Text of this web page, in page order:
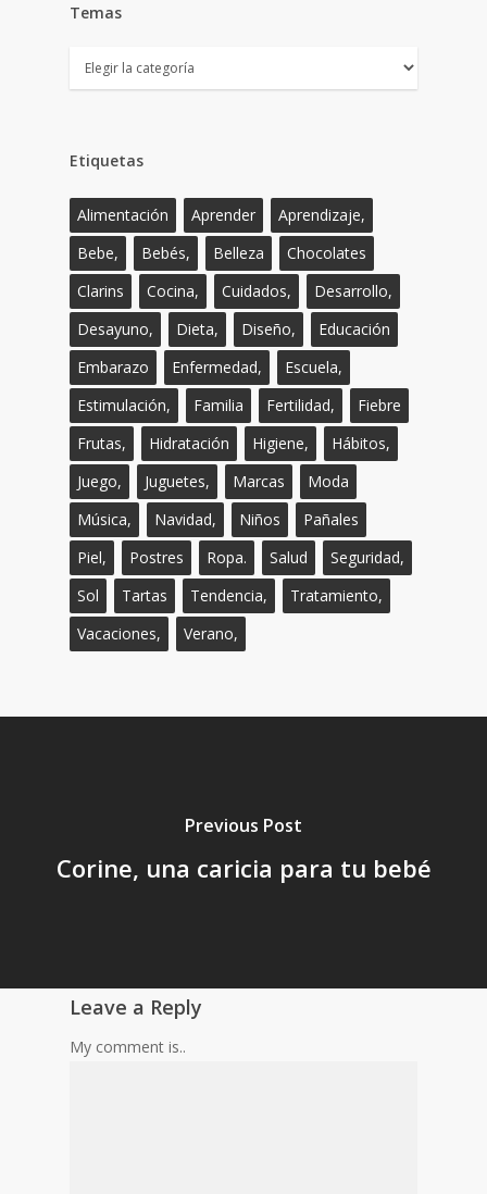
Temas
Temas
Etiquetas
Alimentación Aprender
Aprendizaje,
Bebe,
Bebés, Belleza
Chocolates
Clarins
Cocina, Cuidados,
Desarrollo,
Desayuno,
Dieta, Diseño,
Educación
Embarazo
Enfermedad,
Escuela,
Estimulación,
Familia Fertilidad,
Fiebre
Frutas,
Hidratación Higiene,
Hábitos,
Juego,
Juguetes, Marcas
Moda
Música,
Navidad, Niños
Pañales
Piel,
Postres Ropa. Salud
Seguridad,
Sol
Tartas Tendencia,
Tratamiento,
Vacaciones,
Verano,
Previous Post
Corine, una caricia para tu bebé
Leave a Reply
My comment is..